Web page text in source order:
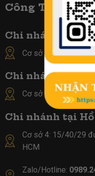
Công TY Biển
Chi nhánh tại
Cơ sở 1: 1B, Văn
Chi nhánh tại Đà
Cơ sở 3: 110 Lê Độ -
Chi nhánh tại
Cơ sở 4: 15/40/29
HCM
Zalo/Hotline: